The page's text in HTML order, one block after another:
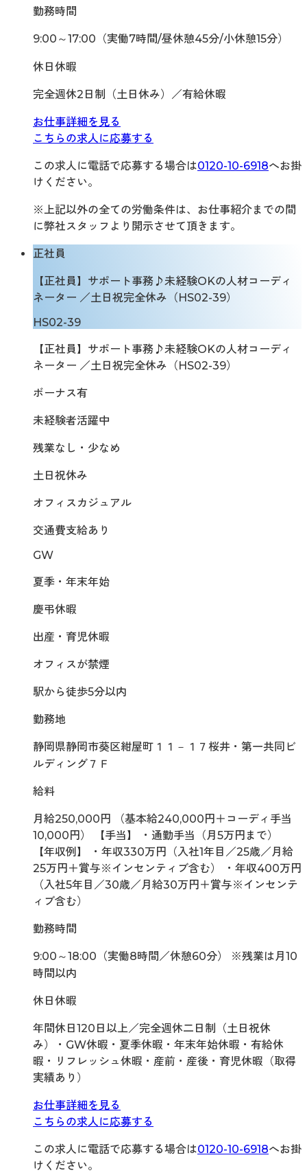
勤務時間
9:00～17:00（実働7時間/昼休憩45分/小休憩15分）
休日休暇
完全週休2日制（土日休み）／有給休暇
お仕事詳細を見る
こちらの求人に応募する
この求人に電話で応募する場合は0120-10-6918へお掛
けください。
※上記以外の全ての労働条件は、お仕事紹介までの間
に弊社スタッフより開示させて頂きます。
正社員
【正社員】サポート事務♪未経験OKの人材コーディ
ネーター ／土日祝完全休み（HS02-39）
HS02-39
【正社員】サポート事務♪未経験OKの人材コーディ
ネーター ／土日祝完全休み（HS02-39）
ボーナス有
未経験者活躍中
残業なし・少なめ
土日祝休み
オフィスカジュアル
交通費支給あり
GW
夏季・年末年始
慶弔休暇
出産・育児休暇
オフィスが禁煙
駅から徒歩5分以内
勤務地
静岡県静岡市葵区紺屋町１１－１７桜井・第一共同ビ
ルディング７Ｆ
給料
月給250,000円 （基本給240,000円＋コーディ手当
10,000円） 【手当】 ・通勤手当（月5万円まで）
【年収例】 ・年収330万円（入社1年目／25歳／月給
25万円＋賞与※インセンティブ含む） ・年収400万円
（入社5年目／30歳／月給30万円＋賞与※インセンテ
ィブ含む）
勤務時間
9:00～18:00（実働8時間／休憩60分） ※残業は月10
時間以内
休日休暇
年間休日120日以上／完全週休二日制（土日祝休
み）・GW休暇・夏季休暇・年末年始休暇・有給休
暇・リフレッシュ休暇・産前・産後・育児休暇（取得
実績あり）
お仕事詳細を見る
こちらの求人に応募する
この求人に電話で応募する場合は0120-10-6918へお掛
けください。